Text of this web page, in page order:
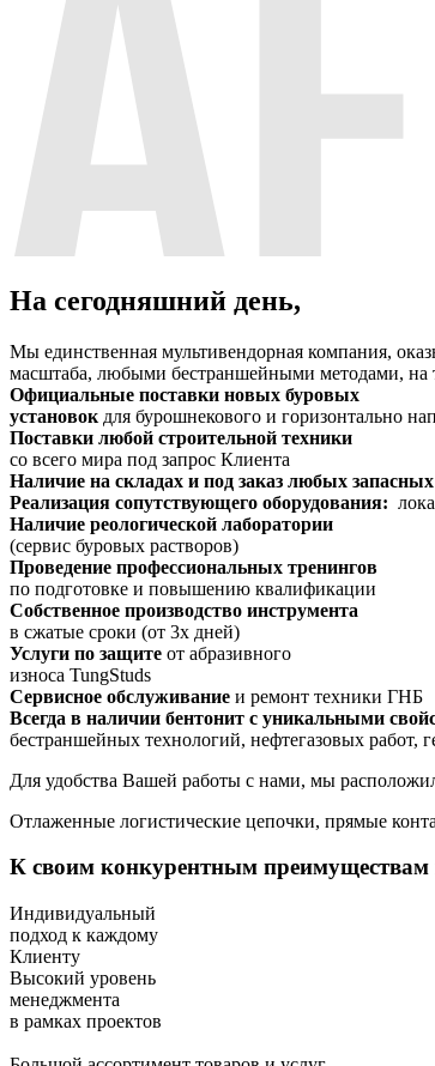
На сегодняшний день,
Мы единственная мультивендорная компания,
масштаба, любыми бестраншейными методами, на
Официальные поставки новых буровых
установок для бурошнекового и горизонтально
Поставки любой строительной техники
со всего мира под запрос Клиента
Наличие на складах и под заказ любых запасных
Реализация сопутствующего оборудования:
Наличие реологической лаборатории
(сервис буровых растворов)
Проведение профессиональных тренингов
по подготовке и повышению квалификации
Собственное производство инструмента
в сжатые сроки (от 3х дней)
Услуги по защите от абразивного
износа TungStuds
Сервисное обслуживание и ремонт техники ГНБ
Всегда в наличии бентонит с уникальными
бестраншейных технологий, нефтегазовых
Для удобства Вашей работы с нами, мы
Отлаженные логистические цепочки, прямые
К своим конкурентным
Индивидуальный
подход к каждому
Клиенту
Высокий уровень
менеджмента
в рамках проектов